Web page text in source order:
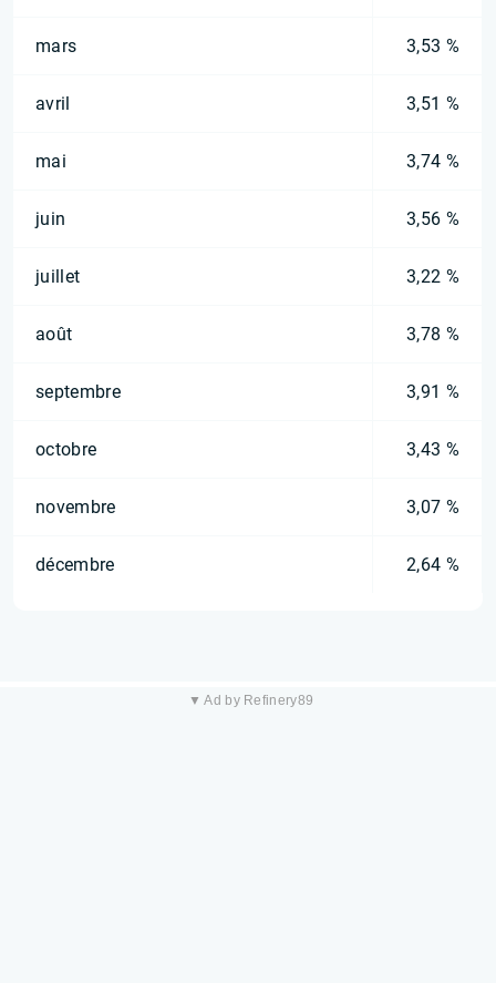
mars 3,53 %
avril 3,51 %
mai 3,74 %
juin 3,56 %
juillet 3,22 %
août 3,78 %
septembre 3,91 %
octobre 3,43 %
novembre 3,07 %
décembre 2,64 %
▼ Ad by Refinery89